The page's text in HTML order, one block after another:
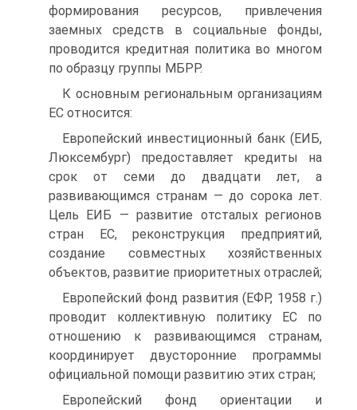
формирования ресурсов, привлечения
заемных средств в социальные фонды,
проводится кредитная политика во многом
по образцу группы МБРР.
К основным региональным организациям
ЕС относится:
Европейский инвестиционный банк (ЕИБ,
Люксембург) предоставляет кредиты на
срок от семи до двадцати лет, а
развивающимся странам — до сорока лет.
Цель ЕИБ — развитие отсталых регионов
стран ЕС, реконструкция предприятий,
создание совместных хозяйственных
объектов, развитие приоритетных отраслей;
Европейский фонд развития (ЕФР, 1958 г.)
проводит коллективную политику ЕС по
отношению к развивающимся странам,
координирует двусторонние программы
официальной помощи развитию этих стран;
Европейский фонд ориентации и